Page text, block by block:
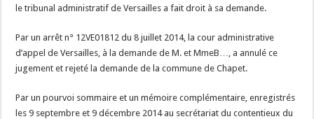
le tribunal administratif de Versailles a fait droit à sa demande.
Par un arrêt n° 12VE01812 du 8 juillet 2014, la cour administrative
d’appel de Versailles, à la demande de M. et MmeB…, a annulé ce
jugement et rejeté la demande de la commune de Chapet.
Par un pourvoi sommaire et un mémoire complémentaire, enregistrés
les 9 septembre et 9 décembre 2014 au secrétariat du contentieux du